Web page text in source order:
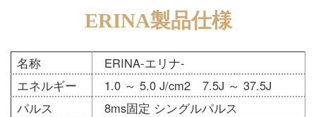
ERINA製品仕様
名称
ERINA-エリナ-
エネルギー
1.0 ～ 5.0 J/cm2 7.5J ～ 37.5J
パルス
8ms固定 シングルパルス